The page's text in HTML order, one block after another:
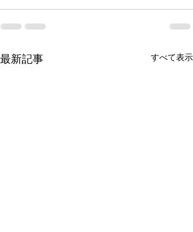
最新記事 すべて表示